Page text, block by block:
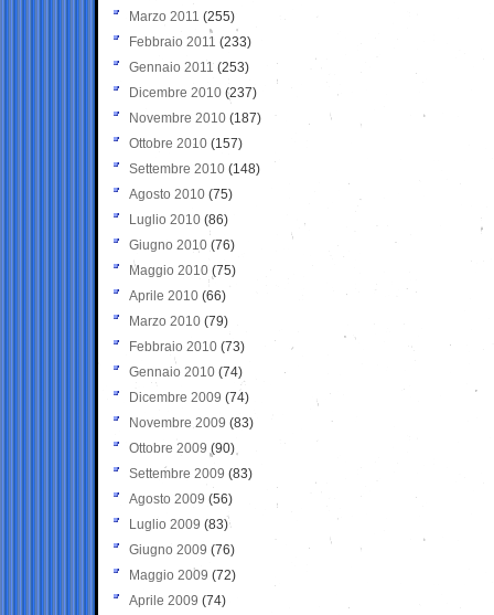
Marzo 2011 (255)
Febbraio 2011 (233)
Gennaio 2011 (253)
Dicembre 2010 (237)
Novembre 2010 (187)
Ottobre 2010 (157)
Settembre 2010 (148)
Agosto 2010 (75)
Luglio 2010 (86)
Giugno 2010 (76)
Maggio 2010 (75)
Aprile 2010 (66)
Marzo 2010 (79)
Febbraio 2010 (73)
Gennaio 2010 (74)
Dicembre 2009 (74)
Novembre 2009 (83)
Ottobre 2009 (90)
Settembre 2009 (83)
Agosto 2009 (56)
Luglio 2009 (83)
Giugno 2009 (76)
Maggio 2009 (72)
Aprile 2009 (74)